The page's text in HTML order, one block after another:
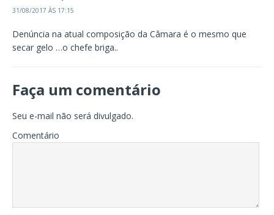
31/08/2017 ÀS 17:15
Denúncia na atual composição da Câmara é o mesmo que
secar gelo …o chefe briga..
Faça um comentário
Seu e-mail não será divulgado.
Comentário